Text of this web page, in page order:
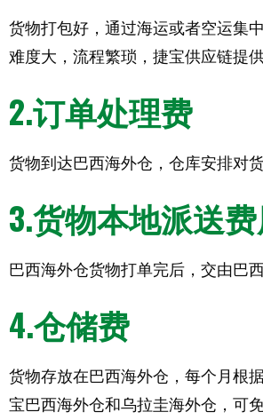
货物打包好，通过海运或者空运集
难度大，流程繁琐，捷宝供应链提
2.订单处理费
货物到达巴西海外仓，仓库安排对
3.货物本地派送
巴西海外仓货物打单完后，交由巴
4.仓储费
货物存放在巴西海外仓，每个月根
宝巴西海外仓和乌拉圭海外仓，可